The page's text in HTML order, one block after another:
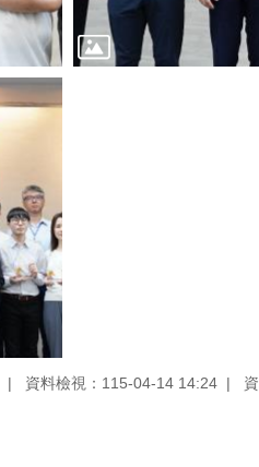
資料檢視：115-04-14 14:24